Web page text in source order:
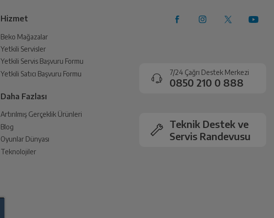
Hizmet
Beko Mağazalar
Yetkili Servisler
Yetkili Servis Başvuru Formu
Yetkili Satıcı Başvuru Formu
Daha Fazlası
Artırılmış Gerçeklik Ürünleri
Blog
Oyunlar Dünyası
Teknolojiler
7/24 Çağrı Destek Merkezi
0850 210 0 888
Teknik Destek ve
Servis Randevusu